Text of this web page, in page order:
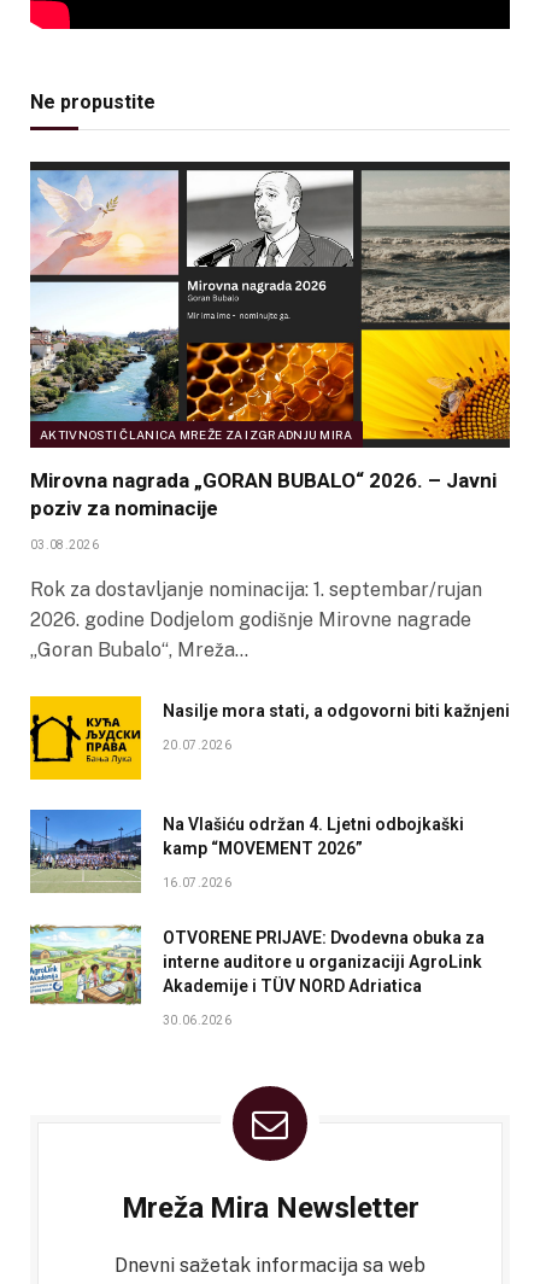
Ne propustite
AKTIVNOSTI ČLANICA MREŽE ZA IZGRADNJU MIRA
Mirovna nagrada „GORAN BUBALO“ 2026. – Javni
poziv za nominacije
03.08.2026
Rok za dostavljanje nominacija: 1. septembar/rujan
2026. godine Dodjelom godišnje Mirovne nagrade
„Goran Bubalo“, Mreža…
Nasilje mora stati, a odgovorni biti kažnjeni
20.07.2026
Na Vlašiću održan 4. Ljetni odbojkaški
kamp “MOVEMENT 2026”
16.07.2026
OTVORENE PRIJAVE: Dvodevna obuka za
interne auditore u organizaciji AgroLink
Akademije i TÜV NORD Adriatica
30.06.2026
Mreža Mira Newsletter
Dnevni sažetak informacija sa web